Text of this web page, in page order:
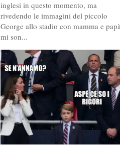
inglesi in questo momento, ma
rivedendo le immagini del piccolo
George allo stadio con mamma e
mi son...